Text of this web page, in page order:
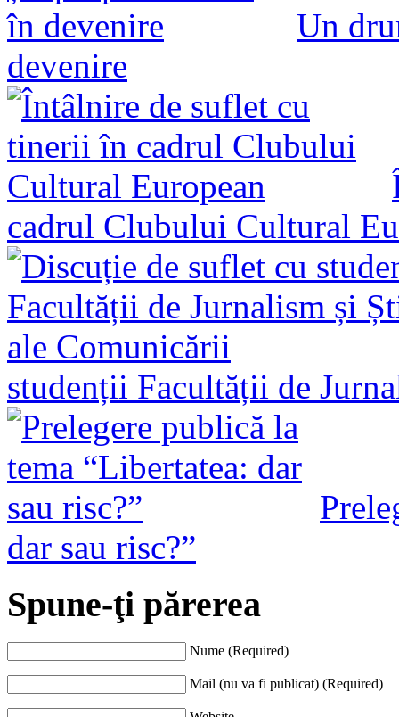
Un
devenire
cadrul Clubului Cultural
studenții Facultății de
dar sau risc?”
Spune-ţi părerea
Nume (Required)
Mail (nu va fi publicat) (Required)